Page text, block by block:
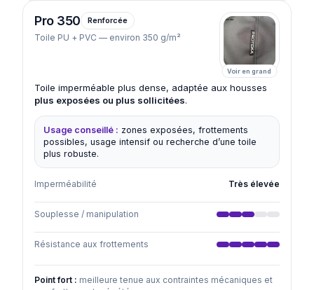
Pro 350 Renforcée
Toile PU + PVC — environ 350 g/m²
Voir en grand
Toile imperméable plus dense, adaptée aux housses
plus exposées ou plus sollicitées.
Usage conseillé : zones exposées, frottements
possibles, usage intensif ou recherche d’une toile
plus robuste.
Imperméabilité Très élevée
Souplesse / manipulation
Résistance aux frottements
Point fort : meilleure tenue aux contraintes mécaniques et